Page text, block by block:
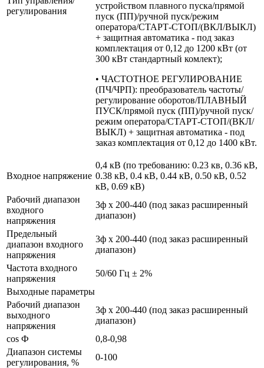
регулирования
устройством плавного пуска/прямой
пуск (ПП)/ручной пуск/режим
оператора/СТАРТ-СТОП/(ВКЛ/ВЫКЛ)
+ защитная автоматика - под заказ
комплектация от 0,12 до 1200 кВт (от
300 кВт стандартный комлект);
• ЧАСТОТНОЕ РЕГУЛИРОВАНИЕ
(ПЧ/ЧРП): преобразователь частоты/
регулирование оборотов/ПЛАВНЫЙ
ПУСК/прямой пуск (ПП)/ручной пуск/
режим оператора/СТАРТ-СТОП/(ВКЛ/
ВЫКЛ) + защитная автоматика - под
заказ комплектация от 0,12 до 1400 кВт.
Входное напряжение
0,4 кВ (по требованию: 0.23 кв, 0.36 кВ,
0.38 кВ, 0.4 кВ, 0.44 кВ, 0.50 кВ, 0.52
кВ, 0.69 кВ)
Рабочий диапазон
входного
напряжения
3ф х 200-440 (под заказ расширенный
диапазон)
Предельный
диапазон входного
напряжения
3ф х 200-440 (под заказ расширенный
диапазон)
Частота входного
напряжения
50/60 Гц ± 2%
Выходные параметры
Рабочий диапазон
выходного
напряжения
3ф х 200-440 (под заказ расширенный
диапазон)
cos Ф
0,8-0,98
Диапазон системы
регулирования, %
0-100